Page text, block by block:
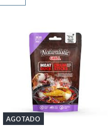
AGOTADO